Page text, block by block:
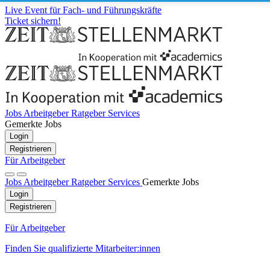
Live Event für Fach- und Führungskräfte
Ticket sichern!
Jobs ArbeitgeberRatgeber Services
Gemerkte Jobs
Login
Registrieren
Für Arbeitgeber
Jobs ArbeitgeberRatgeber Services Gemerkte Jobs
Login
Registrieren
Für Arbeitgeber
Finden Sie qualifizierte Mitarbeiter:innen